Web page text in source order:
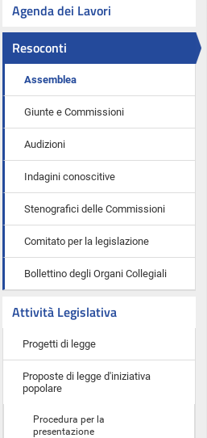
Agenda dei Lavori
Resoconti
Assemblea
Giunte e Commissioni
Audizioni
Indagini conoscitive
Stenografici delle Commissioni
Comitato per la legislazione
Bollettino degli Organi Collegiali
Attività Legislativa
Progetti di legge
Proposte di legge d'iniziativa
popolare
Procedura per la
presentazione